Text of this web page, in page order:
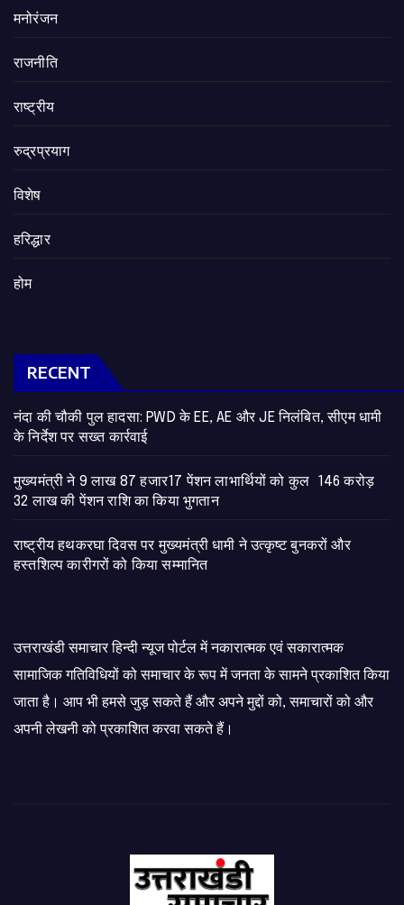
मनोरंजन
राजनीति
राष्ट्रीय
रुद्रप्रयाग
विशेष
हरिद्धार
होम
RECENT
नंदा की चौकी पुल हादसा: PWD के EE, AE और JE निलंबित, सीएम धामी
के निर्देश पर सख्त कार्रवाई
मुख्यमंत्री ने 9 लाख 87 हजार17 पेंशन लाभार्थियों को कुल 146 करोड़
32 लाख की पेंशन राशि का किया भुगतान
राष्ट्रीय हथकरघा दिवस पर मुख्यमंत्री धामी ने उत्कृष्ट बुनकरों और
हस्तशिल्प कारीगरों को किया सम्मानित
उत्तराखंडी समाचार हिन्दी न्यूज पोर्टल में नकारात्मक एवं सकारात्मक
सामाजिक गतिविधियों को समाचार के रूप में जनता के सामने प्रकाशित किया
जाता है। आप भी हमसे जुड़ सकते हैं और अपने मुद्दों को, समाचारों को और
अपनी लेखनी को प्रकाशित करवा सकते हैं।